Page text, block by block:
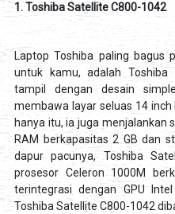
1. Toshiba Satellite C800-1042
Laptop Toshiba paling bagus
untuk kamu, adalah Toshiba
tampil dengan desain
membawa layar seluas 14
hanya itu, ia juga menjalankan
RAM berkapasitas 2 GB dan
dapur pacunya, Toshiba
prosesor Celeron 1000M
terintegrasi dengan GPU
Toshiba Satellite C800-1042